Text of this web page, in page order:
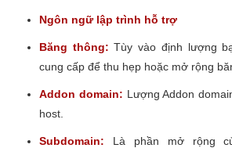
Ngôn ngữ lập trình hỗ trợ
Băng thông: Tùy vào định lượng
cung cấp để thu hẹp hoặc mở rộng
Addon domain: Lượng Addon
host.
Subdomain: Là phần mở rộng